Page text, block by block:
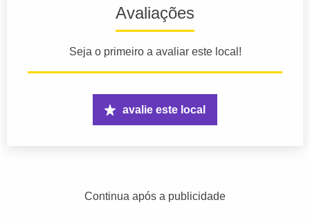
Avaliações
Seja o primeiro a avaliar este local!
avalie este local
Continua após a publicidade